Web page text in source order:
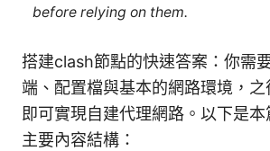
before relying on them.
搭建clash節點的快速答案：你需
端、配置檔與基本的網路環境，之
即可實現自建代理網路。以下是
主要內容結構：